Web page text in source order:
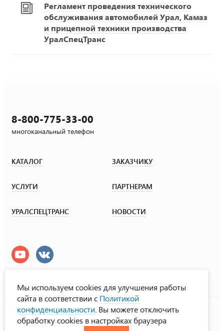
Регламент проведения технического
обслуживания автомобилей Урал, Камаз
и прицепной техники производства
УралСпецТранс
8-800-775-33-00
многоканальный телефон
КАТАЛОГ ЗАКАЗЧИКУ
УСЛУГИ ПАРТНЕРАМ
УРАЛСПЕЦТРАНС НОВОСТИ
УралСпецТранс
© ООО «Урал СТ», 2000-2026
Мы используем cookies для улучшения работы
сайта в соответствии с Политикой
конфиденциальности . Вы можете отключить
обработку cookies в настройках браузера